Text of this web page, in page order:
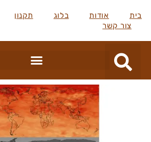
בית אודות בלוג
תקנון
צור קשר